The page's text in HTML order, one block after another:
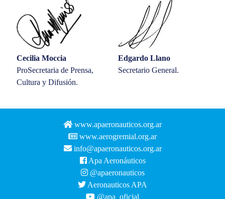
Cecilia Moccia
ProSecretaria de Prensa,
Cultura y Difusión.
Edgardo Llano
Secretario General.
www.apaeronauticos.org.ar
www.aerogremial.org.ar
info@apaeronauticos.org.ar
Apa Aeronáuticos
@apaeronauticos
Aeronauticos APA
@apa_oficial